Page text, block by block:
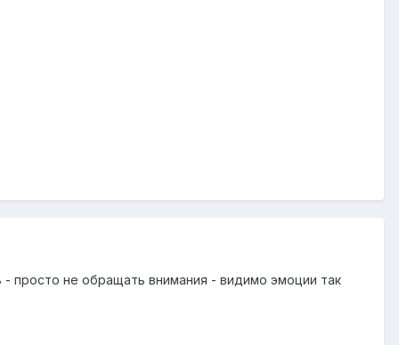
- просто не обращать внимания - видимо эмоции так